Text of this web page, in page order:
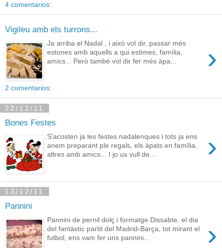
4 comentarios:
Vigileu amb els turrons...
›
Ja arriba el Nadal , i això vol dir, passar més
estones amb aquells a qui estimes, família,
amics... Però també vol dir fer més àpa...
2 comentarios:
22/12/11
Bones Festes
›
S'acosten ja les festes nadalenques i tots ja ens
anem preparant ple regals, els àpats en família,
altres amb amics... I jo us vull de...
13/12/11
Pannini
›
Pannini de pernil dolç i formatge Dissabte, el dia
del fantàstic partit del Madrid-Barça, tot mirant el
futbol, ens vam fer uns pannini...